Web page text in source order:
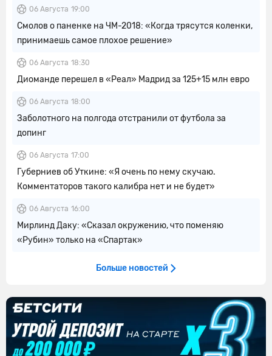
06 Августа 19:00
Смолов о паненке на ЧМ-2018: «Когда трясутся коленки,
принимаешь самое плохое решение»
06 Августа 18:30
Диоманде перешел в «Реал» Мадрид за 125+15 млн евро
06 Августа 18:00
Заболотного на полгода отстранили от футбола за
допинг
06 Августа 17:00
Губерниев об Уткине: «Я очень по нему скучаю.
Комментаторов такого калибра нет и не будет»
06 Августа 16:00
Мирлинд Даку: «Сказал окружению, что поменяю
«Рубин» только на «Спартак»
Больше новостей